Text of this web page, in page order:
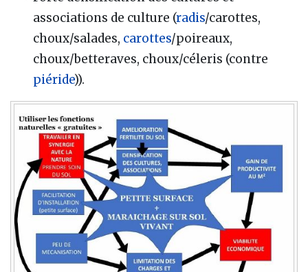
associations de culture (radis/carottes,
choux/salades, carottes/poireaux,
choux/betteraves, choux/céleris (contre
piéride)).